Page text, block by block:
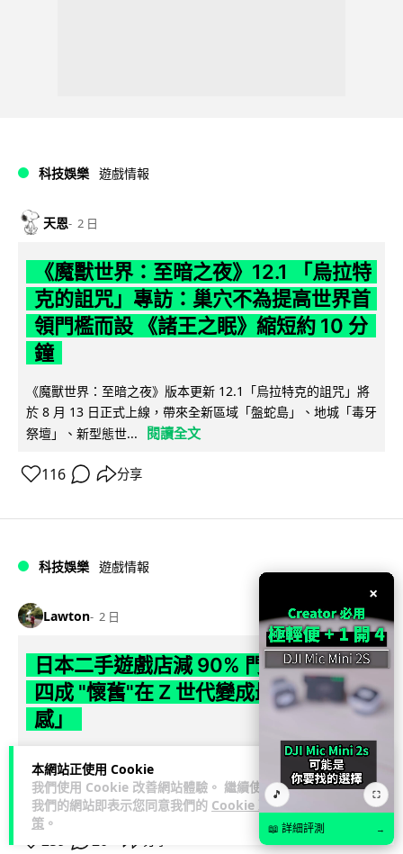
本網站正使用 Cookie
我們使用 Cookie 改善網站體驗。 繼續使用
我們的網站即表示您同意我們的 Cookie 政
策 。
科技娛樂 遊戲情報
天恩 2 日
《魔獸世界：至暗之夜》12.1 「烏拉特
克的詛咒」專訪：巢穴不為提高世界首
領門檻而設 《諸王之眠》縮短約 10 分
鐘
《魔獸世界：至暗之夜》版本更新 12.1「烏拉特克的詛咒」將
於 8 月 13 日正式上線，帶來全新區域「盤蛇島」、地城「毒牙
祭壇」、新型態世...
閱讀全文
116 分享
科技娛樂 遊戲情報
Lawton 2 日
日本二手遊戲店減 90% 門市 業績反增
四成 "懷舊"在 Z 世代變成最潮「新鮮
感」
日本零售巨頭 GEO 將懷舊遊戲銷售門市從 1,000 間大幅減至
99 間，但銷售額卻不降反升至過往的 1.4 倍。做到「減店增
收」奇蹟，... 閱讀全文
259 20
×
🎵 ⛶
📖 詳細評測 →